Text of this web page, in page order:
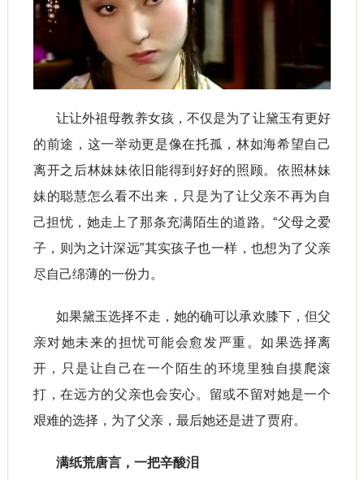
让让外祖母教养女孩，不仅是为了让黛玉有更好
的前途，这一举动更是像在托孤，林如海希望自己
离开之后林妹妹依旧能得到好好的照顾。依照林妹
妹的聪慧怎么看不出来，只是为了让父亲不再为自
己担忧，她走上了那条充满陌生的道路。“父母之爱
子，则为之计深远”其实孩子也一样，也想为了父亲
尽自己绵薄的一份力。
如果黛玉选择不走，她的确可以承欢膝下，但父
亲对她未来的担忧可能会愈发严重。如果选择离
开，只是让自己在一个陌生的环境里独自摸爬滚
打，在远方的父亲也会安心。留或不留对她是一个
艰难的选择，为了父亲，最后她还是进了贾府。
满纸荒唐言，一把辛酸泪